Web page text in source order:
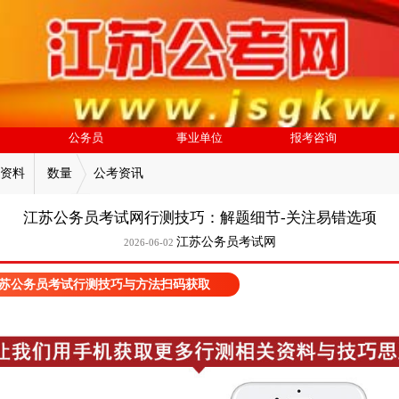
公务员 事业单位 报考咨询
料 数量 公考资讯
江苏公务员考试网行测技巧：解题细节-关注易错选项
2026-06-02 江苏公务员考试网
公务员考试行测技巧与方法扫码获取